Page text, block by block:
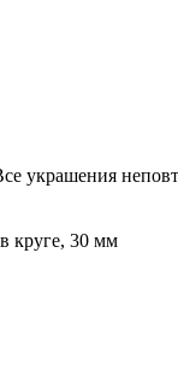
украшения
круге, 30 мм